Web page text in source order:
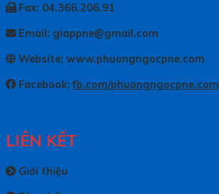
Fax: 04.366.206.91
Email: giappne@gmail.com
Website: www.phuongngocpne.com
Facebook:fb.com/phuongngocpne.com
LIÊN KẾT
Giới thiệu